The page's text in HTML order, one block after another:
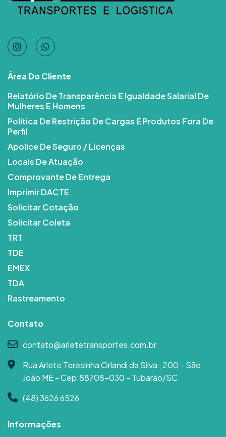
Área Do Cliente
Relatório De Transparência E Igualdade Salarial De
Mulheres E Homens
Política De Restrição De Cargas E Produtos Fora De
Perfil
Apolice De Seguro / Licenças
Locais De Atuação
Comprovante De Entrega
Imprimir DACTE
Solicitar Cotação
Solicitar Coleta
TRT
TDE
EMEX
TDA
Rastreamento
Contato
contato@arletetransportes.com.br
Rua Arlete Teresinha Orlandi da Silva , 200 - São
João ME - Cep:88708-030 - Tubarão/SC
(48) 3626 6526
Informações